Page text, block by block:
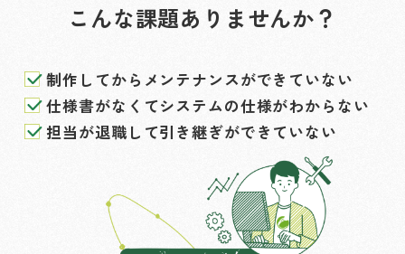
こんな課題ありませんか？
制作してからメンテナンスができていない
仕様書がなくてシステムの仕様がわからない
担当が退職して引き継ぎができていない